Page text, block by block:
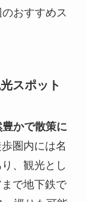
おすすめス
スポット
かで散策に
圏内には名
、観光とし
で地下鉄で